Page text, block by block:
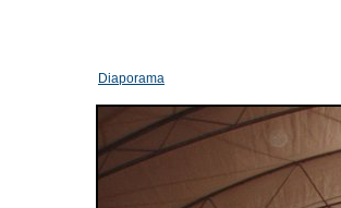
Diaporama